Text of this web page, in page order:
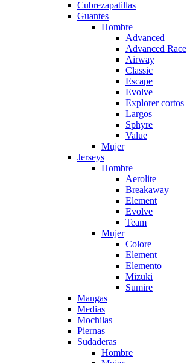
Cubrezapatillas
Guantes
Hombre
Advanced
Advanced Race
Airway
Classic
Escape
Evolve
Explorer cortos
Largos
Sphyre
Value
Mujer
Jerseys
Hombre
Aerolite
Breakaway
Element
Evolve
Team
Mujer
Colore
Element
Elemento
Mizuki
Sumire
Mangas
Medias
Mochilas
Piernas
Sudaderas
Hombre